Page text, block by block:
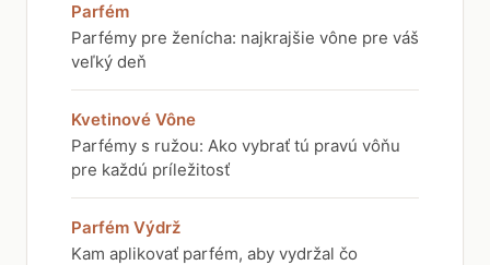
Parfém
Parfémy pre ženícha: najkrajšie vône pre váš
veľký deň
Kvetinové Vône
Parfémy s ružou: Ako vybrať tú pravú vôňu
pre každú príležitosť
Parfém Výdrž
Kam aplikovať parfém, aby vydržal čo